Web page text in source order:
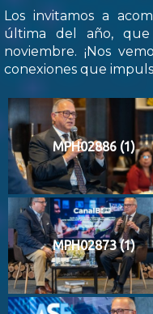
Los invitamos a
última del año,
noviembre. ¡Nos
conexiones que
MPH02886 (1)
MPH02873 (1)